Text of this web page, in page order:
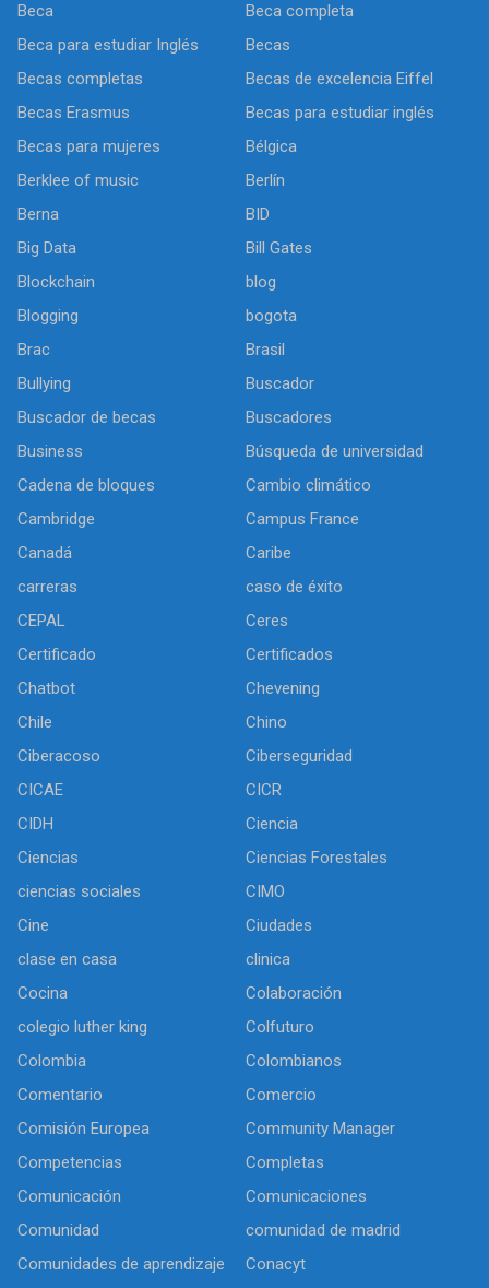
Beca
Beca completa
Beca para estudiar Inglés
Becas
Becas completas
Becas de excelencia Eiffel
Becas Erasmus
Becas para estudiar inglés
Becas para mujeres
Bélgica
Berklee of music
Berlín
Berna
BID
Big Data
Bill Gates
Blockchain
blog
Blogging
bogota
Brac
Brasil
Bullying
Buscador
Buscador de becas
Buscadores
Business
Búsqueda de universidad
Cadena de bloques
Cambio climático
Cambridge
Campus France
Canadá
Caribe
carreras
caso de éxito
CEPAL
Ceres
Certificado
Certificados
Chatbot
Chevening
Chile
Chino
Ciberacoso
Ciberseguridad
CICAE
CICR
CIDH
Ciencia
Ciencias
Ciencias Forestales
ciencias sociales
CIMO
Cine
Ciudades
clase en casa
clinica
Cocina
Colaboración
colegio luther king
Colfuturo
Colombia
Colombianos
Comentario
Comercio
Comisión Europea
Community Manager
Competencias
Completas
Comunicación
Comunicaciones
Comunidad
comunidad de madrid
Comunidades de aprendizaje
Conacyt